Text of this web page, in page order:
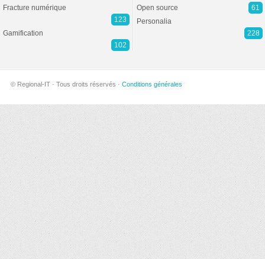
Fracture numérique
123
Gamification
102
Open source
61
Personalia
228
© Regional-IT · Tous droits réservés · Conditions générales